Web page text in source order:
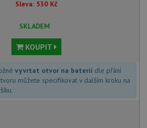
Sleva: 530 Kč
SKLADEM
KOUPIT
vyvrtat otvor na baterii dle přání
můžete specifikovat v dalším kroku na